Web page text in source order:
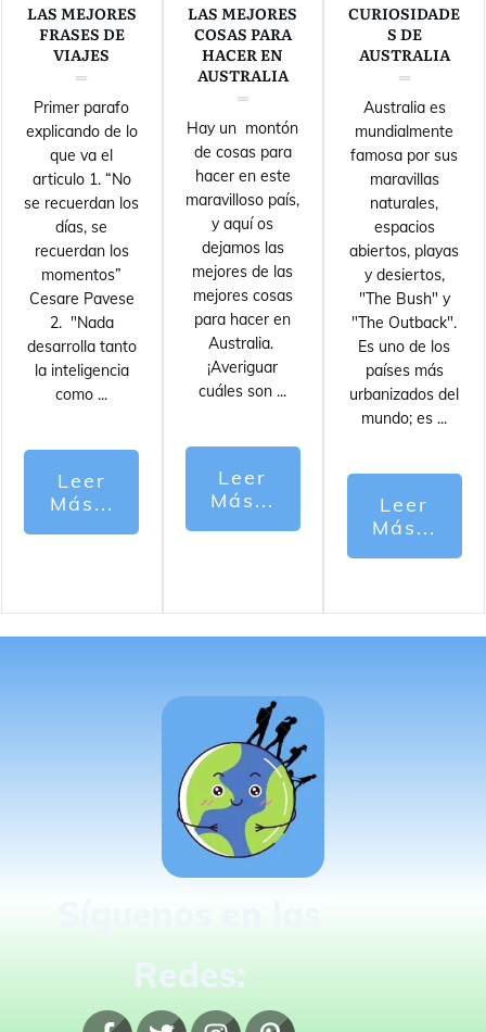
LAS MEJORES
FRASES DE
VIAJES
Primer parafo
explicando de lo
que va el
articulo 1. “No
se recuerdan los
días, se
recuerdan los
momentos”
Cesare Pavese
2. "Nada
desarrolla tanto
la inteligencia
como ...
Leer
Más...
LAS MEJORES
COSAS PARA
HACER EN
AUSTRALIA
Hay un montón
de cosas para
hacer en este
maravilloso país,
y aquí os
dejamos las
mejores de las
mejores cosas
para hacer en
Australia.
¡Averiguar
cuáles son ...
Leer
Más...
CURIOSIDADE
S DE
AUSTRALIA
Australia es
mundialmente
famosa por sus
maravillas
naturales,
espacios
abiertos, playas
y desiertos,
"The Bush" y
"The Outback".
Es uno de los
países más
urbanizados del
mundo; es ...
Leer
Más...
Redes: